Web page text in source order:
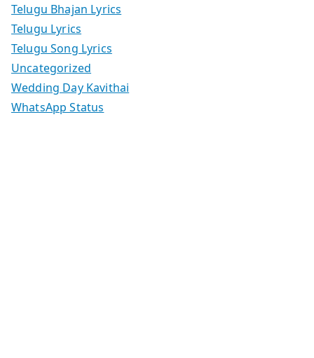
Telugu Bhajan Lyrics
Telugu Lyrics
Telugu Song Lyrics
Uncategorized
Wedding Day Kavithai
WhatsApp Status